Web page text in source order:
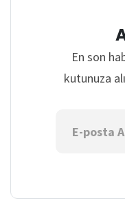
En son
kutunuza